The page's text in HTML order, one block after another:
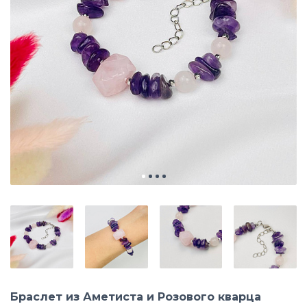
Браслет из Аметиста и Розового кварца